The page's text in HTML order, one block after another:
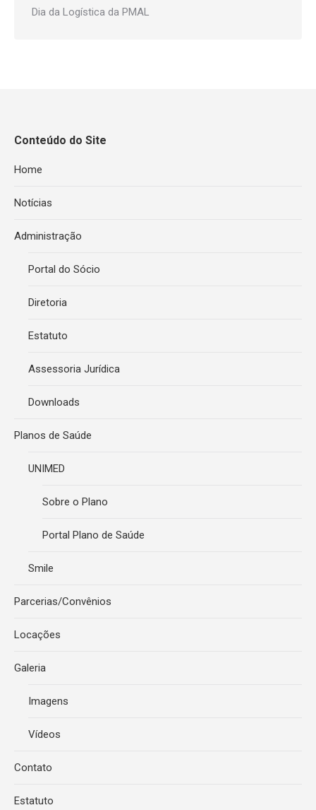
Dia da Logística da PMAL
Conteúdo do Site
Home
Notícias
Administração
Portal do Sócio
Diretoria
Estatuto
Assessoria Jurídica
Downloads
Planos de Saúde
UNIMED
Sobre o Plano
Portal Plano de Saúde
Smile
Parcerias/Convênios
Locações
Galeria
Imagens
Vídeos
Contato
Estatuto